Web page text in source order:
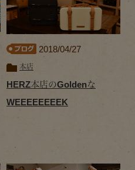
2018/04/27
本店
HERZ本店のGoldenな
WEEEEEEEEK